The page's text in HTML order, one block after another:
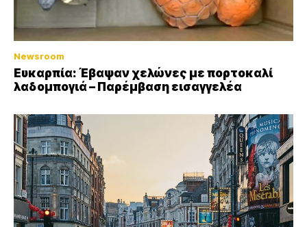
Newsroom
Ευκαρπία: Έβαψαν χελώνες με πορτοκαλί
λαδομπογιά – Παρέμβαση εισαγγελέα